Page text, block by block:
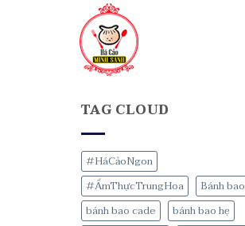
TAG CLOUD
#HáCảoNgon
#ẨmThựcTrungHoa
Bánh bao
bánh bao cade
bánh bao hẹ